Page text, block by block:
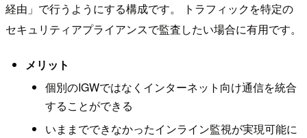
経由」で行うようにする構成です。 トラフィックを特定の
セキュリティアプライアンスで監査したい場合に有用です。
メリット
個別のIGWではなくインターネット向け通信を統合
することができる
いままでできなかったインライン監視が実現可能に